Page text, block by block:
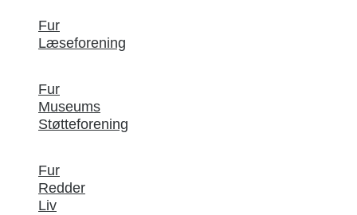
Fur
Læseforening
Fur
Museums
Støtteforening
Fur
Redder
Liv